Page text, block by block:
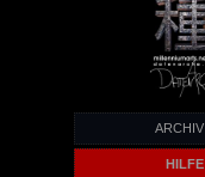
ARCHIV
HILFE